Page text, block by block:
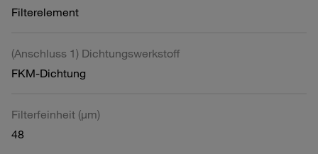
Filterelement
(Anschluss 1) Dichtungswerkstoff
FKM-Dichtung
Filterfeinheit (µm)
48